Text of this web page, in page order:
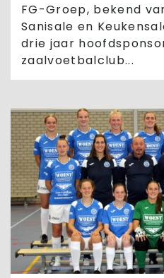
FG-Groep, bekend
Sanisale en
drie jaar
zaalvoetbalclub...